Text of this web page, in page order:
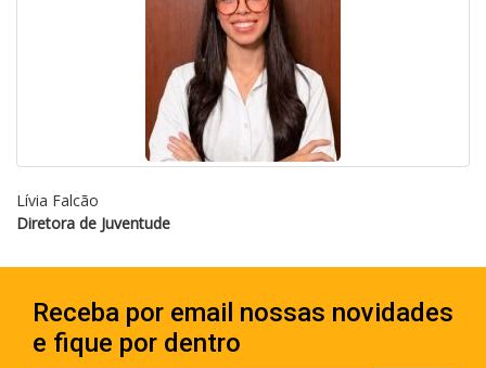
Lívia Falcão
Diretora de Juventude
Receba por email nossas novidades
e fique por dentro